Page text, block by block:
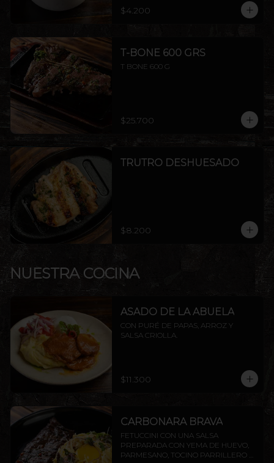
$4.200
T-BONE 600 GRS
T BONE 600 G
$25.700
TRUTRO DESHUESADO
$8.200
NUESTRA COCINA
ASADO DE LA ABUELA
CON PURÉ DE PAPAS, ARROZ Y
SALSA CRIOLLA.
$11.300
CARBONARA BRAVA
FETUCCINI CON UNA SALSA
PREPARADA CON YEMA DE HUEVO,
PARMESANO, TOCINO PARRILLERO Y